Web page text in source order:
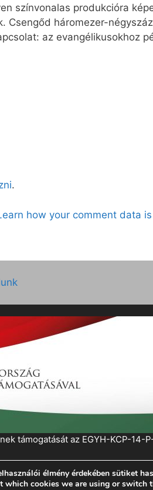
színvonalas produkcióra
Csengőd háromezer-
az evangélikusokhoz
.
how your comment data
támogatását az EGYH-KCP-
élmény érdekében sütiket
which cookies we are using or switch